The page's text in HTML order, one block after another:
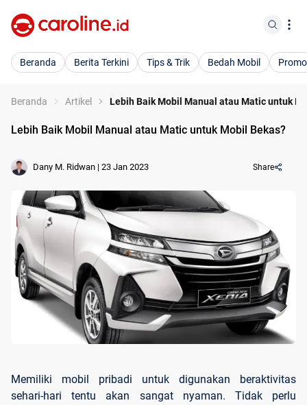
Beranda Berita Terkini Tips & Trik Bedah Mobil Promo
Beranda Artikel Lebih Baik Mobil Manual atau Matic untuk
Lebih Baik Mobil Manual atau Matic untuk Mobil Bekas?
Dany M. Ridwan | 23 Jan 2023 Share
Memiliki mobil pribadi untuk digunakan beraktivitas
sehari-hari tentu akan sangat nyaman. Tidak perlu